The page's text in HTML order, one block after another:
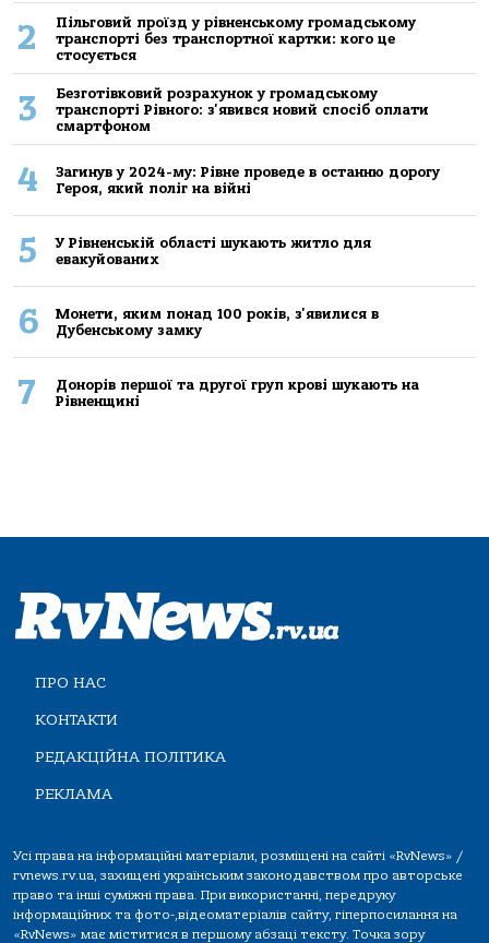
2
Пільговий проїзд у рівненському громадському
транспорті без транспортної картки: кого це
стосується
3
Безготівковий розрахунок у громадському
транспорті Рівного: з'явився новий спосіб оплати
смартфоном
4
Загинув у 2024-му: Рівне проведе в останню дорогу
Героя, який поліг на війні
5
У Рівненській області шукають житло для
евакуйованих
6
Монети, яким понад 100 років, з'явилися в
Дубенському замку
7
Донорів першої та другої груп крові шукають на
Рівненщині
ПРО НАС
КОНТАКТИ
РЕДАКЦІЙНА ПОЛІТИКА
РЕКЛАМА
Усі права на інформаційні матеріали, розміщені на сайті «RvNews» /
rvnews.rv.ua, захищені українським законодавством про авторське
право та інші суміжні права. При використанні, передруку
інформаційних та фото-,відеоматеріалів сайту, гіперпосилання на
«RvNews» має міститися в першому абзаці тексту. Точка зору